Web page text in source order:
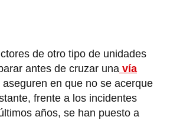
de otro tipo de unidades
antes de cruzar una vía
aseguren en que no se acerque
frente a los incidentes
años, se han puesto a